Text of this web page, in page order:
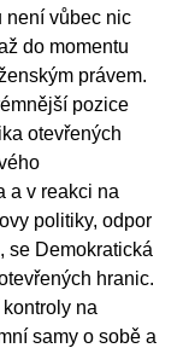
není vůbec nic
do momentu
právem.
pozice
otevřených
a v reakci na
politiky, odpor
se Demokratická
hranic.
na
samy o sobě a